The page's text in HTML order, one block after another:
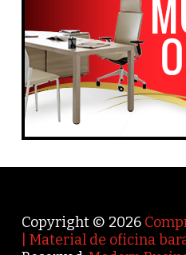
Copyright © 2026
| Material de oficina